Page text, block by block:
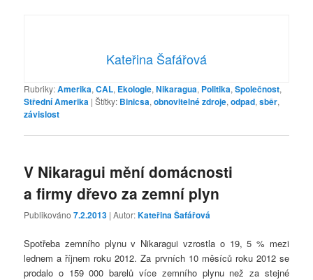
Kateřina Šafářová
Rubriky:Amerika,CAL, Ekologie,Nikaragua, Politika,Společnost,
Střední Amerika |Štítky: Binicsa,obnovitelné zdroje,odpad,sběr,
závislost
V Nikaragui mění domácnosti
a firmy dřevo za zemní plyn
Publikováno7.2.2013 | Autor:Kateřina Šafářová
Spotřeba zemního plynu v Nikaragui vzrostla o 19, 5 % mezi
lednem a říjnem roku 2012. Za prvních 10 měsíců roku 2012 se
prodalo o 159 000 barelů více zemního plynu než za stejné